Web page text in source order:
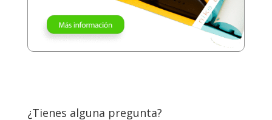
¿Tienes alguna pregunta?